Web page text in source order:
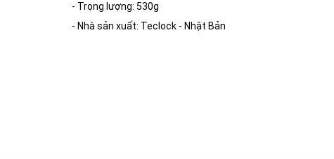
- Trọng lượng: 530g
- Nhà sản xuất: Teclock - Nhật Bản